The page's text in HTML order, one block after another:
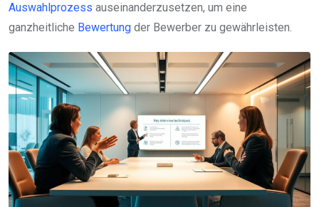
Auswahlprozess auseinanderzusetzen, um eine
ganzheitliche Bewertung der Bewerber zu gewährleisten.